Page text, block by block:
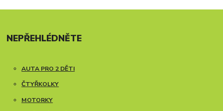
NEPŘEHLÉDNĚTE
AUTA PRO 2 DĚTI
ČTYŘKOLKY
MOTORKY